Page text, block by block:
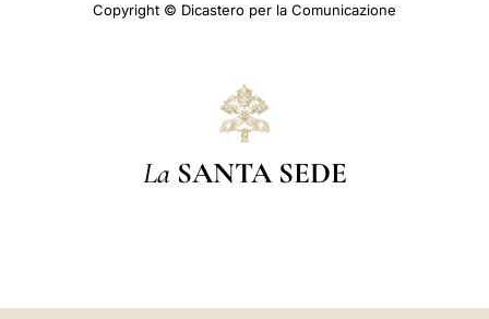
Copyright © Dicastero per la Comunicazione
La SANTA SEDE